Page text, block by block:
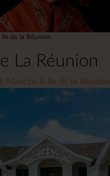
de la Réunion
La Réunion
Maurice & Ile de la Réunion